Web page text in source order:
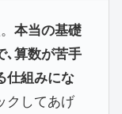
本当の基礎
､算数が苦手
仕組みにな
クしてあげ